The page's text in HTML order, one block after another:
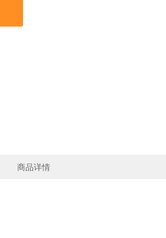
商品详情